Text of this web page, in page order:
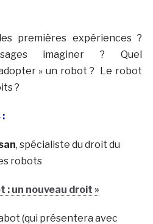
premières expériences ?
imaginer ? Quel
» un robot ? Le robot
?
:
, spécialiste du droit du
robots
un nouveau droit »
(qui présentera avec